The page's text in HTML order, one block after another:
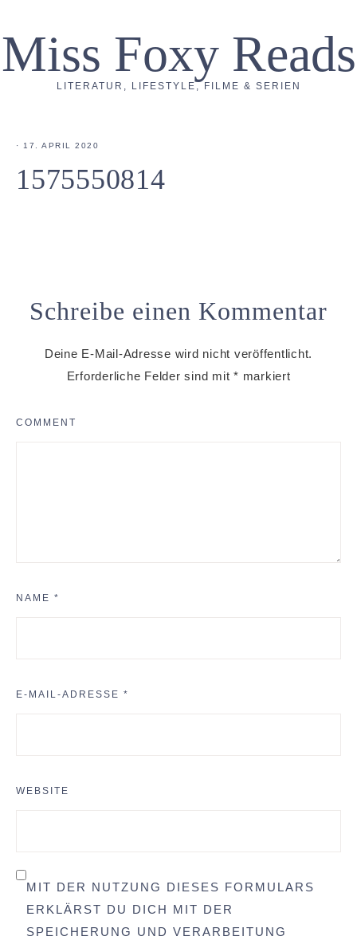
Miss Foxy Reads
LITERATUR, LIFESTYLE, FILME & SERIEN
· 17. APRIL 2020
1575550814
Schreibe einen Kommentar
Deine E-Mail-Adresse wird nicht veröffentlicht.
Erforderliche Felder sind mit * markiert
COMMENT
NAME *
E-MAIL-ADRESSE *
WEBSITE
MIT DER NUTZUNG DIESES FORMULARS
ERKLÄRST DU DICH MIT DER
SPEICHERUNG UND VERARBEITUNG